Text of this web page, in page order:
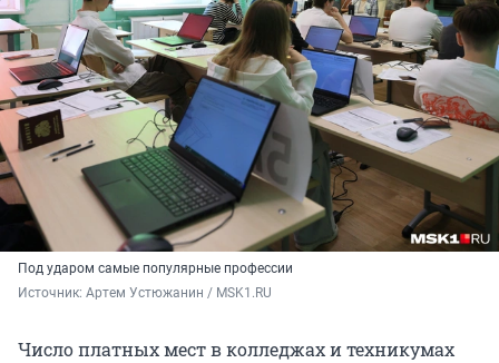
Под ударом самые популярные профессии
Источник: Артем Устюжанин / MSK1.RU
Число платных мест в колледжах и техникумах